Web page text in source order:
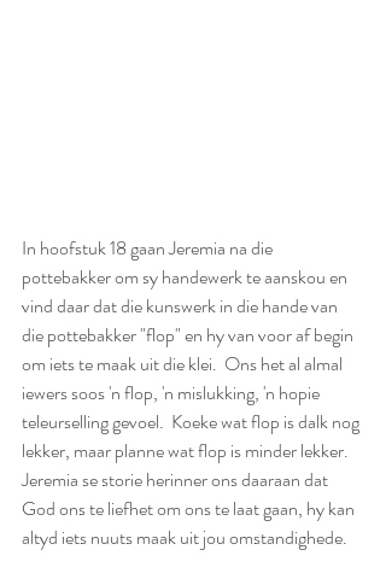
In hoofstuk 18 gaan Jeremia na die
pottebakker om sy handewerk te aanskou en
vind daar dat die kunswerk in die hande van
die pottebakker "flop" en hy van voor af begin
om iets te maak uit die klei.  Ons het al almal
iewers soos 'n flop, 'n mislukking, 'n hopie
teleurselling gevoel.  Koeke wat flop is dalk nog
lekker, maar planne wat flop is minder lekker.
Jeremia se storie herinner ons daaraan dat
God ons te liefhet om ons te laat gaan, hy kan
altyd iets nuuts maak uit jou omstandighede.